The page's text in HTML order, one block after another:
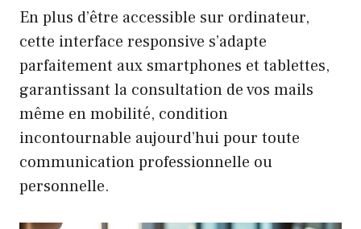
En plus d’être accessible sur ordinateur,
cette interface responsive s’adapte
parfaitement aux smartphones et tablettes,
garantissant la consultation de vos mails
même en mobilité, condition
incontournable aujourd’hui pour toute
communication professionnelle ou
personnelle.